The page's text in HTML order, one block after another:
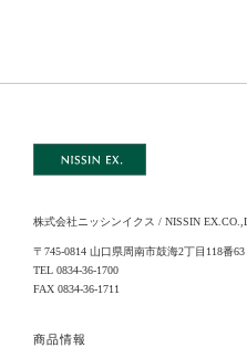
株式会社ニッシンイクス / NISSIN
〒745-0814 山口県周南市鼓海2丁目118番63
TEL 0834-36-1700
FAX 0834-36-1711
商品情報